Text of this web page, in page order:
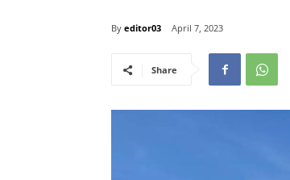
By editor03 April 7, 2023
Share